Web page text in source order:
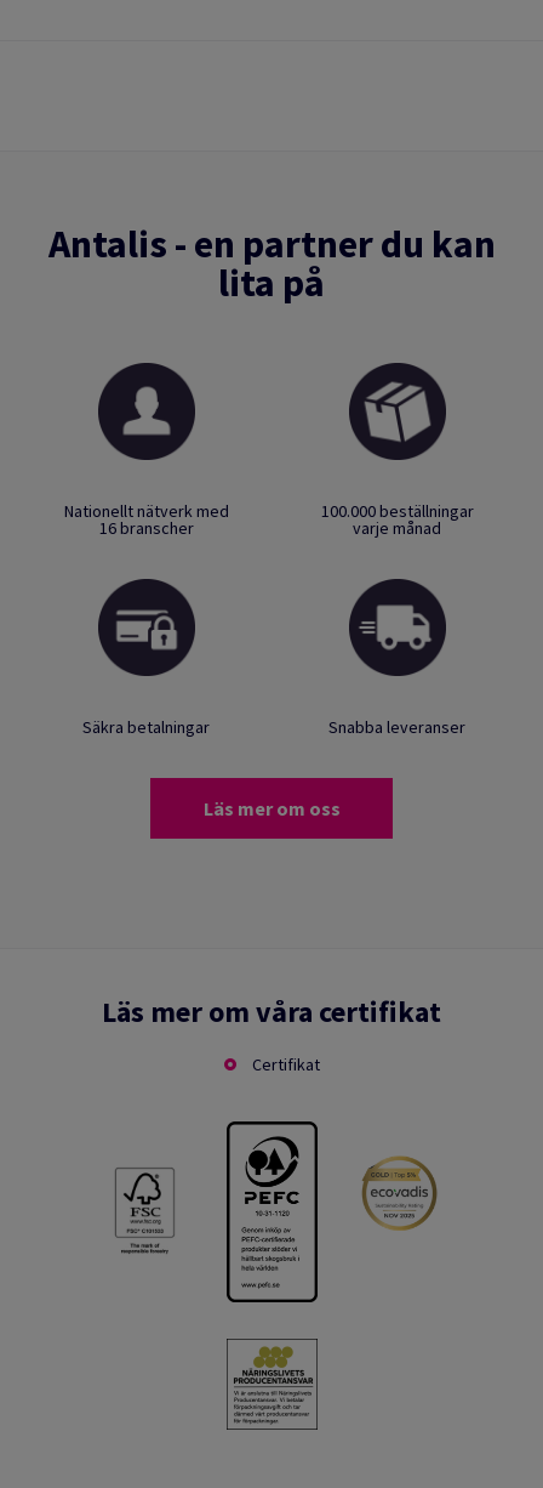
Antalis - en partner du kan
lita på
Nationellt nätverk med
16 branscher
100.000 beställningar
varje månad
Säkra betalningar Snabba leveranser
Läs mer om oss
Läs mer om våra certifikat
Certifikat